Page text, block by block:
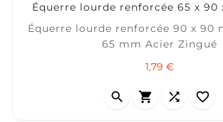
Équerre lourde renforcée 65 x 90
Équerre lourde renforcée 90 x 90 mm
65 mm Acier Zingué
1,79 €Prix
   